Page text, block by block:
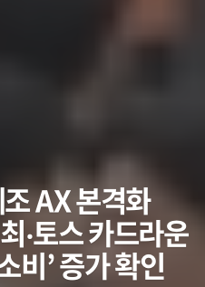
AX 본격화
‧토스 카드라운
비’ 증가 확인